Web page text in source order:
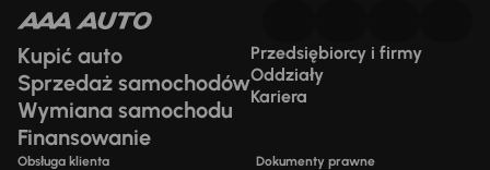
Kupić auto
Sprzedaż samochodów
Wymiana samochodu
Finansowanie
Przedsiębiorcy i firmy
Oddziały
Kariera
Obsługa klienta Dokumenty prawne